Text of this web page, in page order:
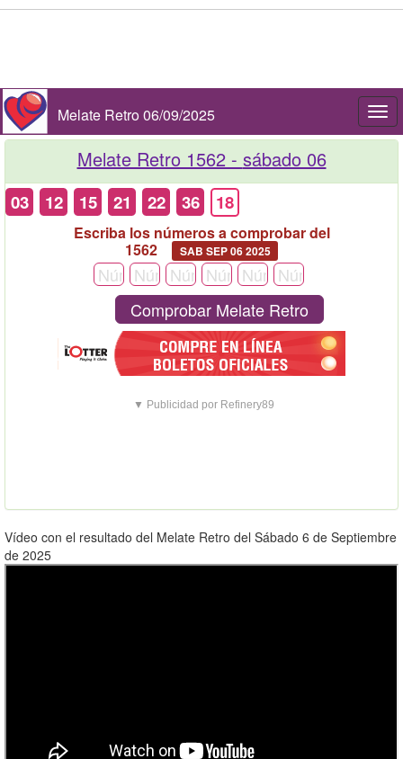
Melate Retro 06/09/2025
Melate Retro 1562 - sábado 06
03 12 15 21 22 36 18
Escriba los números a comprobar del
1562
SAB SEP 06 2025
Comprobar Melate Retro
▼ Publicidad por Refinery89
Vídeo con el resultado del Melate Retro del Sábado 6 de Septiembre
de 2025